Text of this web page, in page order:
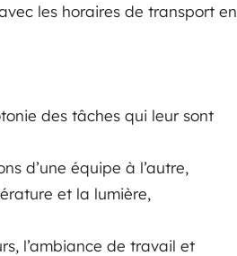
les horaires de transport en
des tâches qui leur sont
d’une équipe à l’autre,
et la lumière,
l’ambiance de travail et